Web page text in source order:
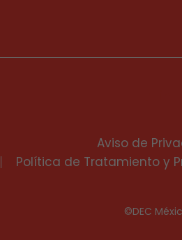
Aviso de
Política de Tratamiento y
©DEC